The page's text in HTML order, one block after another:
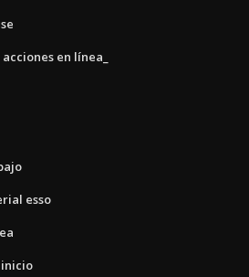
en línea_
esso
inicio